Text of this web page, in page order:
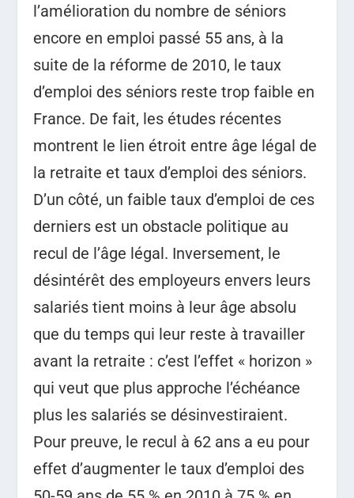
l’amélioration du nombre de séniors
encore en emploi passé 55 ans, à la
suite de la réforme de 2010, le taux
d’emploi des séniors reste trop faible en
France. De fait, les études récentes
montrent le lien étroit entre âge légal de
la retraite et taux d’emploi des séniors.
D’un côté, un faible taux d’emploi de ces
derniers est un obstacle politique au
recul de l’âge légal. Inversement, le
désintérêt des employeurs envers leurs
salariés tient moins à leur âge absolu
que du temps qui leur reste à travailler
avant la retraite : c’est l’effet « horizon »
qui veut que plus approche l’échéance
plus les salariés se désinvestiraient.
Pour preuve, le recul à 62 ans a eu pour
effet d’augmenter le taux d’emploi des